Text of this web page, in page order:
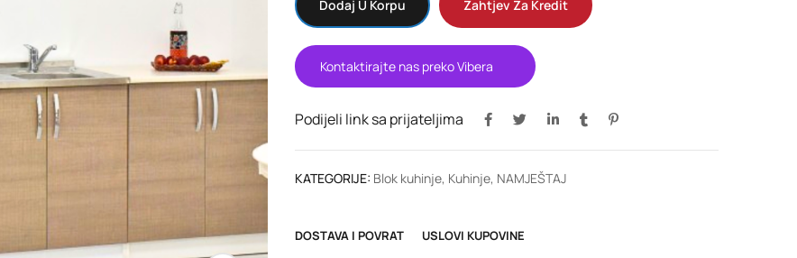
Dodaj U Korpu Zahtjev Za Kredit
Kontaktirajte nas preko Vibera
Podijeli link sa prijateljima
KATEGORIJE: Blok kuhinje, Kuhinje, NAMJEŠTAJ
DOSTAVA I POVRAT USLOVI KUPOVINE